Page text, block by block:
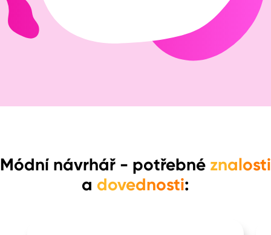
Módní návrhář - potřebné znalosti
a dovednosti: